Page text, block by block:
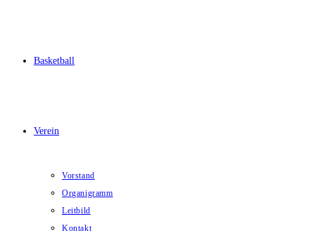
Basketball
Verein
Vorstand
Organigramm
Leitbild
Kontakt